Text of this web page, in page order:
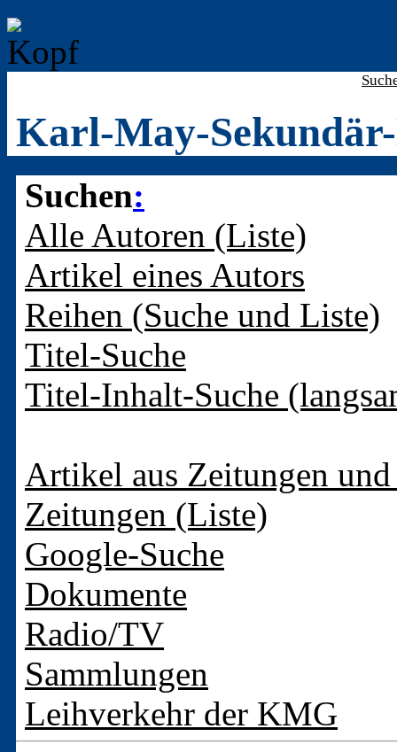
Karl-May-
Suchen:
Alle Autoren (Liste)
Artikel eines Autors
Reihen (Suche und Liste)
Titel-Suche
Titel-Inhalt-Suche
Artikel aus Zeitungen
Zeitungen (Liste)
Google-Suche
Dokumente
Radio/TV
Sammlungen
Leihverkehr der KMG